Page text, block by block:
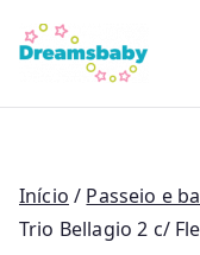
para
conteúdo
Início / Passeio e
Trio Bellagio 2 c/